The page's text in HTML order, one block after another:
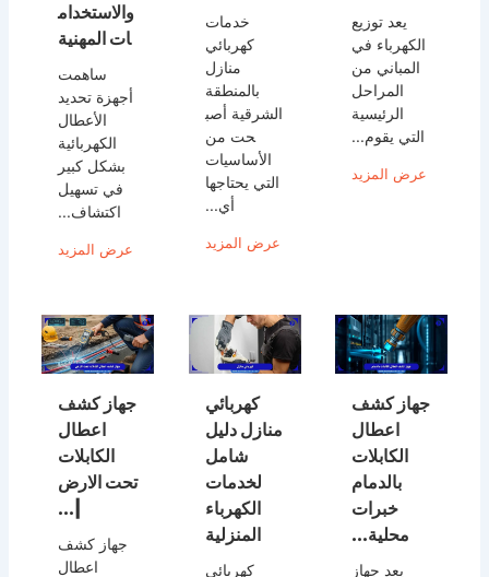
يعد توزيع
الكهرباء في
المباني من
المراحل
الرئيسية
التي يقوم...
عرض المزيد
خدمات
كهربائي
منازل
بالمنطقة
الشرقية أصب
حت من
الأساسيات
التي يحتاجها
أي...
عرض المزيد
والاستخدام
ات المهنية
ساهمت
أجهزة تحديد
الأعطال
الكهربائية
بشكل كبير
في تسهيل
اكتشاف...
عرض المزيد
جهاز كشف
اعطال
الكابلات
بالدمام
خبرات
محلية...
يعد جهاز
كهربائي
منازل دليل
شامل
لخدمات
الكهرباء
المنزلية
كهربائي
جهاز كشف
اعطال
الكابلات
تحت الارض
|...
جهاز كشف
اعطال